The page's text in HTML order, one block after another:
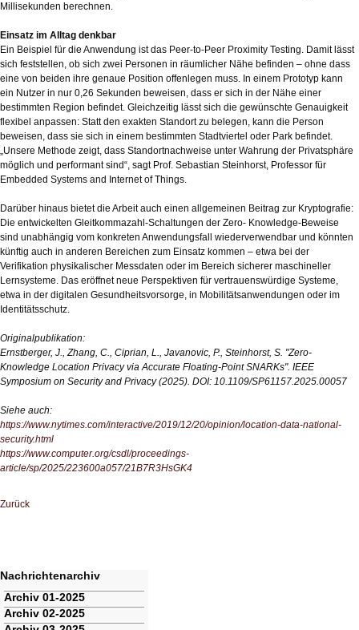
Millisekunden berechnen.
Einsatz im Alltag denkbar
Ein Beispiel für die Anwendung ist das Peer-to-Peer Proximity Testing. Damit lässt
sich feststellen, ob sich zwei Personen in räumlicher Nähe befinden – ohne dass
eine von beiden ihre genaue Position offenlegen muss. In einem Prototyp kann
ein Nutzer in nur 0,26 Sekunden beweisen, dass er sich in der Nähe einer
bestimmten Region befindet. Gleichzeitig lässt sich die gewünschte Genauigkeit
flexibel anpassen: Statt den exakten Standort zu belegen, kann die Person
beweisen, dass sie sich in einem bestimmten Stadtviertel oder Park befindet.
„Unsere Methode zeigt, dass Standortnachweise unter Wahrung der Privatsphäre
möglich und performant sind“, sagt Prof. Sebastian Steinhorst, Professor für
Embedded Systems and Internet of Things.
Darüber hinaus bietet die Arbeit auch einen allgemeinen Beitrag zur Kryptografie:
Die entwickelten Gleitkommazahl-Schaltungen der Zero- Knowledge-Beweise
sind unabhängig vom konkreten Anwendungsfall wiederverwendbar und könnten
künftig auch in anderen Bereichen zum Einsatz kommen – etwa bei der
Verifikation physikalischer Messdaten oder im Bereich sicherer maschineller
Lernsysteme. Das eröffnet neue Perspektiven für vertrauenswürdige Systeme,
etwa in der digitalen Gesundheitsvorsorge, in Mobilitätsanwendungen oder im
Identitätsschutz.
Originalpublikation:
Ernstberger, J., Zhang, C., Ciprian, L., Javanovic, P., Steinhorst, S. "Zero-
Knowledge Location Privacy via Accurate Floating-Point SNARKs". IEEE
Symposium on Security and Privacy (2025). DOI: 10.1109/SP61157.2025.00057
Siehe auch:
https://www.nytimes.com/interactive/2019/12/20/opinion/location-data-national-
security.html
https://www.computer.org/csdl/proceedings-
article/sp/2025/223600a057/21B7R3HsGK4
Zurück
Nachrichtenarchiv
Navigation
überspringen
Archiv 01-2025
Archiv 02-2025